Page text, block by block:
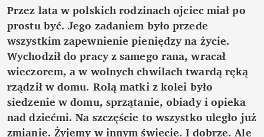
Przez lata w polskich rodzinach ojciec miał po
prostu być. Jego zadaniem było przede
wszystkim zapewnienie pieniędzy na życie.
Wychodził do pracy z samego rana, wracał
wieczorem, a w wolnych chwilach twardą ręką
rządził w domu. Rolą matki z kolei było
siedzenie w domu, sprzątanie, obiady i opieka
nad dziećmi. Na szczęście to wszystko uległo już
zmianie. Żyjemy w innym świecie. I dobrze. Ale